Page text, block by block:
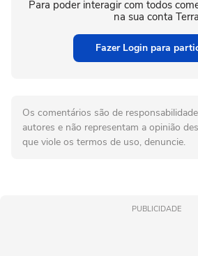
Para poder interagir com todos
na sua conta Terra
Fazer Login para
Os comentários são de
autores e não representam a opinião
que viole os termos de uso, denuncie.
PUBLICIDADE